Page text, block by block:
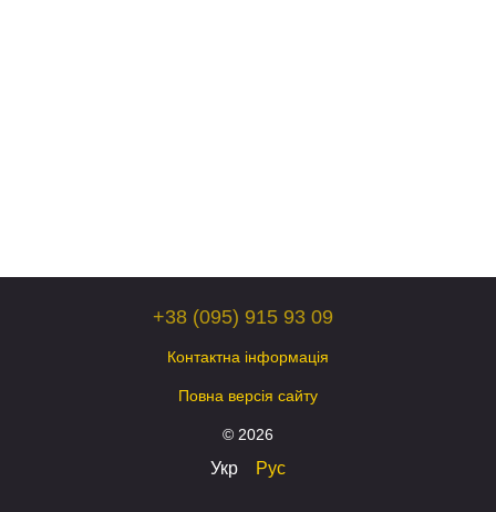
+38 (095) 915 93 09
Контактна інформація
Повна версія сайту
© 2026
Укр Рус